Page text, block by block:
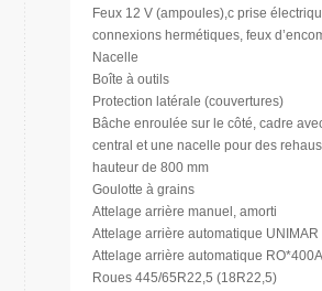
Feux 12 V (ampoules),c prise
connexions hermétiques, feux
Nacelle
Boîte à outils
Protection latérale (couvertures)
Bâche enroulée sur le côté, cadre
central et une nacelle pour des
hauteur de 800 mm
Goulotte à grains
Attelage arrière manuel, amorti
Attelage arrière automatique UNIMAR
Attelage arrière automatique
Roues 445/65R22,5 (18R22,5)